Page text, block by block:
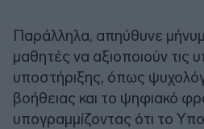
Παράλληλα, απηύθυνε
μαθητές να αξιοποιούν τις
υποστήριξης, όπως
βοήθειας και το ψηφιακό
υπογραμμίζοντας ότι το